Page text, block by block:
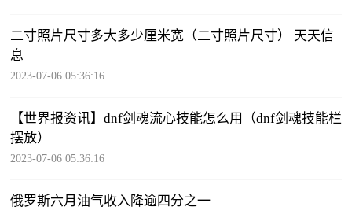
二寸照片尺寸多大多少厘米宽（二寸照片尺寸） 天天信
息
2023-07-06 05:36:16
【世界报资讯】dnf剑魂流心技能怎么用（dnf剑魂技能栏
摆放）
2023-07-06 05:36:16
俄罗斯六月油气收入降逾四分之一